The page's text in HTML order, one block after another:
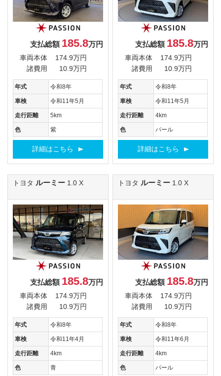
支払総額 185.8万円
車両本体
174.9万円
諸費用
10.9万円
年式 令和8年
車検 令和11年5月
走行距離 5km
色 紫
詳細はこちら
支払総額 185.8万円
車両本体
174.9万円
諸費用
10.9万円
年式 令和8年
車検 令和11年5月
走行距離 4km
色 パール
詳細はこちら
トヨタ ルーミー 1.0 X
支払総額 185.8万円
車両本体
174.9万円
諸費用
10.9万円
年式 令和8年
車検 令和11年4月
走行距離 4km
色 青
トヨタ ルーミー 1.0 X
支払総額 185.8万円
車両本体
174.9万円
諸費用
10.9万円
年式 令和8年
車検 令和11年6月
走行距離 4km
色 パール